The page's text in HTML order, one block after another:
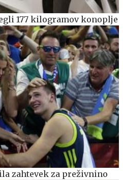
177 kilogramov konoplje
zahtevek za preživnino